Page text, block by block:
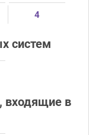
4
систем
входящие в